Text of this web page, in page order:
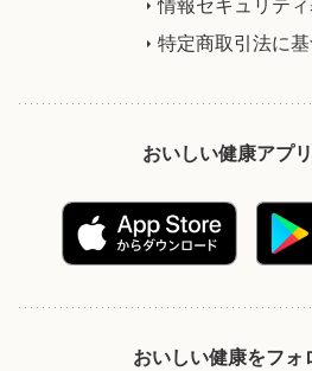
特定商取引法に
おいしい健康アプ
おいしい健康をフォ